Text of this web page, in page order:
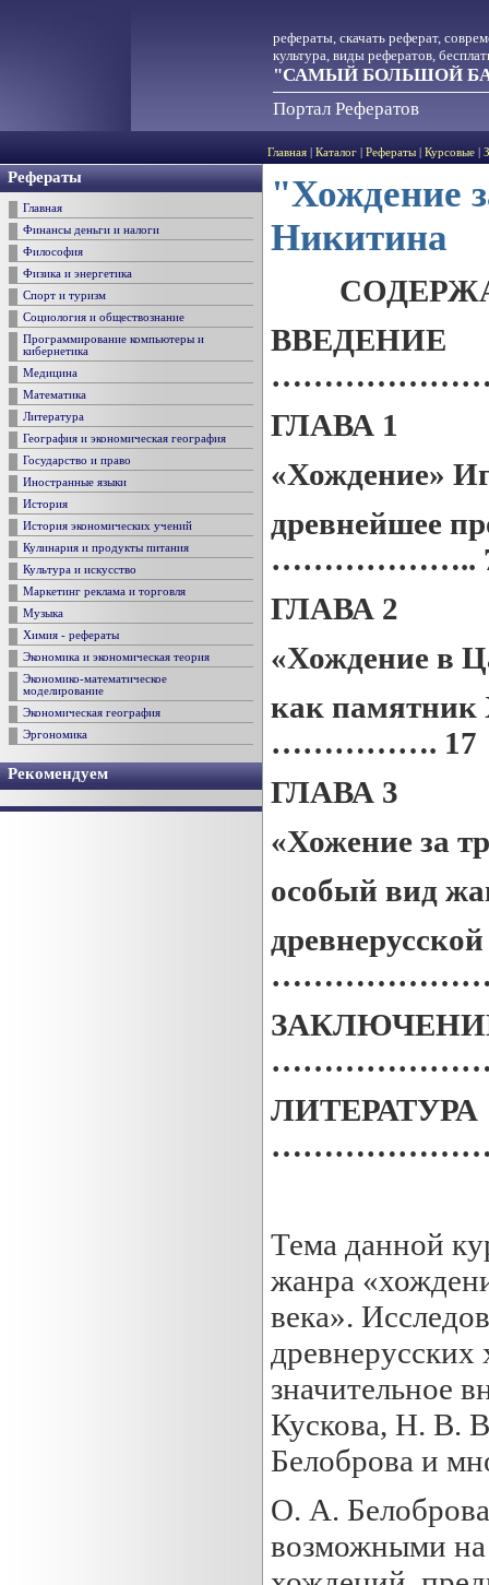
рефераты, скачать реферат,
культура, виды рефератов,
"САМЫЙ БОЛЬШОЙ
Портал Рефератов
Главная Каталог Рефераты Курсовые
Рефераты
Главная
Финансы деньги и налоги
Философия
Физика и энергетика
Спорт и туризм
Социология и обществознание
Программирование компьютеры и
кибернетика
Медицина
Математика
Литература
География и экономическая география
Государство и право
Иностранные языки
История
История экономических учений
Кулинария и продукты питания
Культура и искусство
Маркетинг реклама и торговля
Музыка
Химия - рефераты
Экономика и экономическая теория
Экономико-математическое
моделирование
Экономическая география
Эргономика
Рекомендуем
"Хождение
Никитина
ВВЕДЕНИЕ
ГЛАВА 1
«Хождение»
древнейшее
………………..
ГЛАВА 2
«Хождение в
как памятник
……………. 17
ГЛАВА 3
«Хожение за
особый вид
ЛИТЕРАТУРА
Тема данной
жанра
века».
древнерусских
значительное
Кускова, Н. В.
Белоброва и
О. А.
возможными на